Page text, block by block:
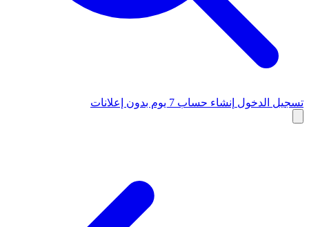
تسجيل الدخول إنشاء حساب 7 يوم بدون إعلانات